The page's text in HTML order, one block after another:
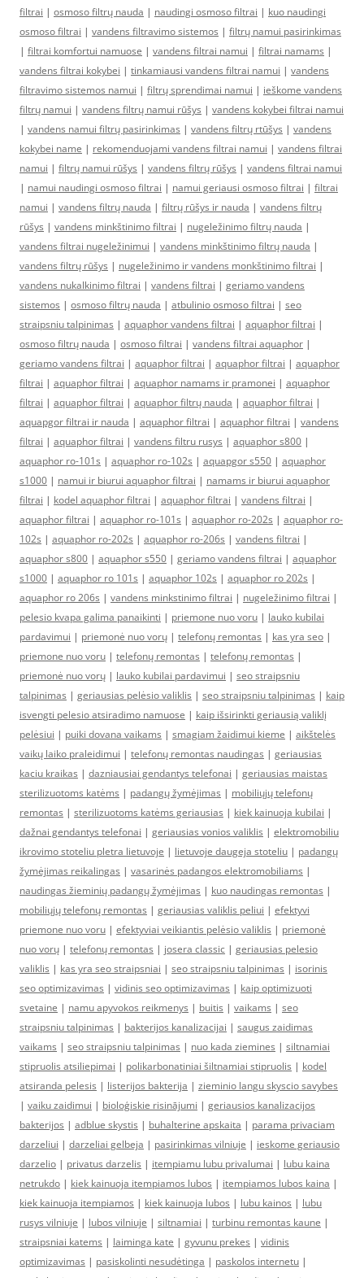
filtrai | osmoso filtrų nauda | naudingi osmoso filtrai | kuo naudingi
osmoso filtrai | vandens filtravimo sistemos | filtrų namui pasirinkimas
| filtrai komfortui namuose | vandens filtrai namui | filtrai namams |
vandens filtrai kokybei | tinkamiausi vandens filtrai namui | vandens
filtravimo sistemos namui | filtrų sprendimai namui | ieškome vandens
filtrų namui | vandens filtrų namui rūšys | vandens kokybei filtrai namui
| vandens namui filtrų pasirinkimas | vandens filtrų rtūšys | vandens
kokybei name | rekomenduojami vandens filtrai namui | vandens filtrai
namui | filtrų namui rūšys | vandens filtrų rūšys | vandens filtrai namui
| namui naudingi osmoso filtrai | namui geriausi osmoso filtrai | filtrai
namui | vandens filtrų nauda | filtrų rūšys ir nauda | vandens filtrų
rūšys | vandens minkštinimo filtrai | nugeležinimo filtrų nauda |
vandens filtrai nugeležinimui | vandens minkštinimo filtrų nauda |
vandens filtrų rūšys | nugeležinimo ir vandens monkštinimo filtrai |
vandens nukalkinimo filtrai | vandens filtrai | geriamo vandens
sistemos | osmoso filtrų nauda | atbulinio osmoso filtrai | seo
straipsniu talpinimas | aquaphor vandens filtrai | aquaphor filtrai |
osmoso filtrų nauda | osmoso filtrai | vandens filtrai aquaphor |
geriamo vandens filtrai | aquaphor filtrai | aquaphor filtrai | aquaphor
filtrai | aquaphor filtrai | aquaphor namams ir pramonei | aquaphor
filtrai | aquaphor filtrai | aquaphor filtrų nauda | aquaphor filtrai |
aquapgor filtrai ir nauda | aquaphor filtrai | aquaphor filtrai | vandens
filtrai | aquaphor filtrai | vandens filtru rusys | aquaphor s800 |
aquaphor ro-101s | aquaphor ro-102s | aquapgor s550 | aquaphor
s1000 | namui ir biurui aquaphor filtrai | namams ir biurui aquaphor
filtrai | kodel aquaphor filtrai | aquaphor filtrai | vandens filtrai |
aquaphor filtrai | aquaphor ro-101s | aquaphor ro-202s | aquaphor ro-
102s | aquaphor ro-202s | aquaphor ro-206s | vandens filtrai |
aquaphor s800 | aquaphor s550 | geriamo vandens filtrai | aquaphor
s1000 | aquaphor ro 101s | aquaphor 102s | aquaphor ro 202s |
aquaphor ro 206s | vandens minkstinimo filtrai | nugeležinimo filtrai |
pelesio kvapa galima panaikinti | priemone nuo voru | lauko kubilai
pardavimui | priemonė nuo vorų | telefonų remontas | kas yra seo |
priemone nuo voru | telefonų remontas | telefonų remontas |
priemonė nuo vorų | lauko kubilai pardavimui | seo straipsniu
talpinimas | geriausias pelėsio valiklis | seo straipsniu talpinimas | kaip
isvengti pelesio atsiradimo namuose | kaip išsirinkti geriausią valiklį
pelėsiui | puiki dovana vaikams | smagiam žaidimui kieme | aikštelės
vaikų laiko praleidimui | telefonų remontas naudingas | geriausias
kaciu kraikas | dazniausiai gendantys telefonai | geriausias maistas
sterilizuotoms katėms | padangų žymėjimas | mobiliųjų telefonų
remontas | sterilizuotoms katėms geriausias | kiek kainuoja kubilai |
dažnai gendantys telefonai | geriausias vonios valiklis | elektromobiliu
ikrovimo stoteliu pletra lietuvoje | lietuvoje daugeja stoteliu | padangų
žymėjimas reikalingas | vasarinės padangos elektromobiliams |
naudingas žieminių padangų žymėjimas | kuo naudingas remontas |
mobiliųjų telefonų remontas | geriausias valiklis peliui | efektyvi
priemone nuo voru | efektyviai veikiantis pelėsio valiklis | priemonė
nuo vorų | telefonų remontas | josera classic | geriausias pelesio
valiklis | kas yra seo straipsniai | seo straipsniu talpinimas | isorinis
seo optimizavimas | vidinis seo optimizavimas | kaip optimizuoti
svetaine | namu apyvokos reikmenys | buitis | vaikams | seo
straipsniu talpinimas | bakterijos kanalizacijai | saugus zaidimas
vaikams | seo straipsniu talpinimas | nuo kada ziemines | siltnamiai
stipruolis atsiliepimai | polikarbonatiniai šiltnamiai stipruolis | kodel
atsiranda pelesis | listerijos bakterija | zieminio langu skyscio savybes
| vaiku zaidimui | bioloģiskie risinājumi | geriausios kanalizacijos
bakterijos | adblue skystis | buhalterine apskaita | parama privaciam
darzeliui | darzeliai gelbeja | pasirinkimas vilniuje | ieskome geriausio
darzelio | privatus darzelis | itempiamu lubu privalumai | lubu kaina
netrukdo | kiek kainuoja itempiamos lubos | itempiamos lubos kaina |
kiek kainuoja itempiamos | kiek kainuoja lubos | lubu kainos | lubu
rusys vilniuje | lubos vilniuje | siltnamiai | turbinu remontas kaune |
straipsniai katems | laiminga kate | gyvunu prekes | vidinis
optimizavimas | pasiskolinti nesudėtinga | paskolos internetu |